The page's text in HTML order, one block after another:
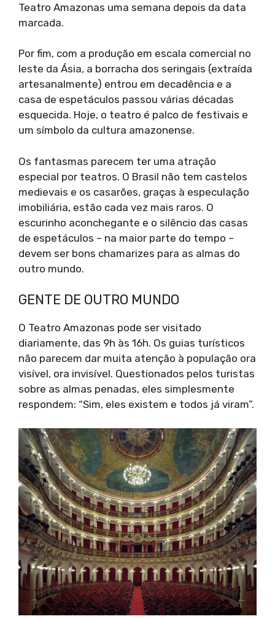
Teatro Amazonas uma semana depois da data
marcada.
Por fim, com a produção em escala comercial no
leste da Ásia, a borracha dos seringais (extraída
artesanalmente) entrou em decadência e a
casa de espetáculos passou várias décadas
esquecida. Hoje, o teatro é palco de festivais e
um símbolo da cultura amazonense.
Os fantasmas parecem ter uma atração
especial por teatros. O Brasil não tem castelos
medievais e os casarões, graças à especulação
imobiliária, estão cada vez mais raros. O
escurinho aconchegante e o silêncio das casas
de espetáculos – na maior parte do tempo –
devem ser bons chamarizes para as almas do
outro mundo.
GENTE DE OUTRO MUNDO
O Teatro Amazonas pode ser visitado
diariamente, das 9h às 16h. Os guias turísticos
não parecem dar muita atenção à população ora
visível, ora invisível. Questionados pelos turistas
sobre as almas penadas, eles simplesmente
respondem: “Sim, eles existem e todos já viram”.